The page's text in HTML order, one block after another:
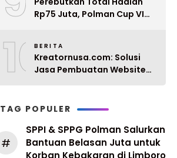
Rp75 Juta, Polman Cup VI
10BERITA
Kreatornusa.com: Solusi
Jasa Pembuatan Website
TAG POPULER
#
SPPI & SPPG Polman Salurkan
Bantuan Belasan Juta untuk
Korban Kebakaran di Limboro